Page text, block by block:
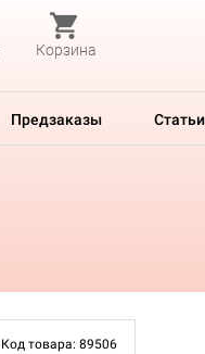
Корзина
Предзаказы Статьи
Код товара: 89506